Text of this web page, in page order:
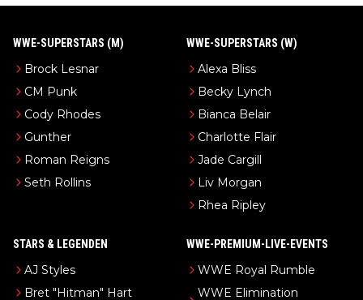
WWE-SUPERSTARS (M)
Brock Lesnar
CM Punk
Cody Rhodes
Gunther
Roman Reigns
Seth Rollins
WWE-SUPERSTARS (W)
Alexa Bliss
Becky Lynch
Bianca Belair
Charlotte Flair
Jade Cargill
Liv Morgan
Rhea Ripley
STARS & LEGENDEN
AJ Styles
Bret "Hitman" Hart
WWE-PREMIUM-LIVE-EVENTS
WWE Royal Rumble
WWE Elimination